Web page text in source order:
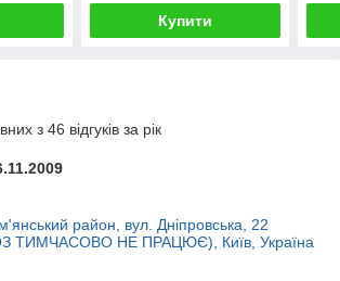
Купити
з 46 відгуків за рік
район, вул. Дніпровська, 22
ТИМЧАСОВО НЕ ПРАЦЮЄ), Київ, Україна